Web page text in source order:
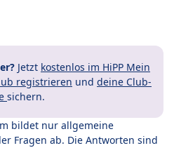
Jetzt kostenlos im HiPP Mein
registrieren und deine Club-
sichern.
bildet nur allgemeine
Fragen ab. Die Antworten sind